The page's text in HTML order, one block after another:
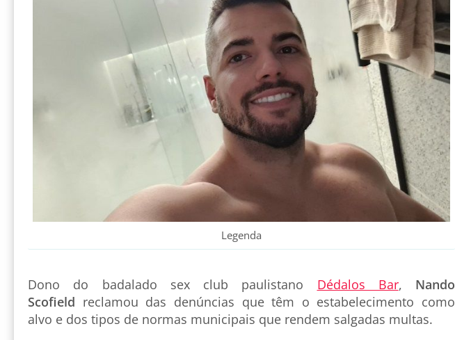
Legenda
Dono do badalado sex club paulistano Dédalos Bar, Nando
Scofield reclamou das denúncias que têm o estabelecimento como
alvo e dos tipos de normas municipais que rendem salgadas multas.